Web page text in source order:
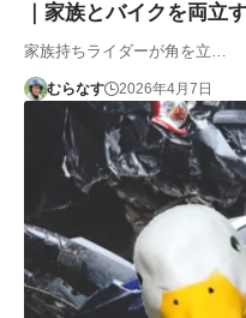
｜家族とバイクを両立
家族持ちライダーが角を立…
むらなす 2026年4月7日